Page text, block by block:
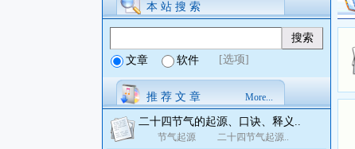
本 站 搜 索
文章 软件 [选项]
推 荐 文 章 More...
二十四节气的起源、口诀、释义..
节气起源 二十四节气起源..